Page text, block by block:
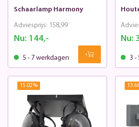
Schaarlamp Harmony
Nu:144,-
Adviesprijs: 158,99
5 - 7 werkdagen
Nu:
3 -
15.02%